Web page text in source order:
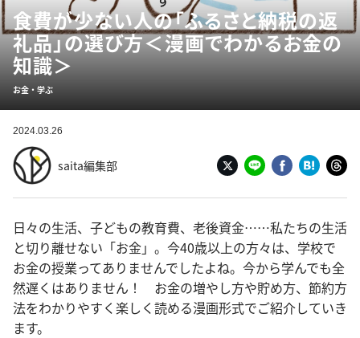
食費が少ない人の「ふるさと納税の返
礼品」の選び方＜漫画でわかるお金の
知識＞
お金・学ぶ
2024.03.26
saita編集部
日々の生活、子どもの教育費、老後資金……私たちの生活
と切り離せない「お金」。今40歳以上の方々は、学校で
お金の授業ってありませんでしたよね。今から学んでも全
然遅くはありません！ お金の増やし方や貯め方、節約方
法をわかりやすく楽しく読める漫画形式でご紹介していき
ます。